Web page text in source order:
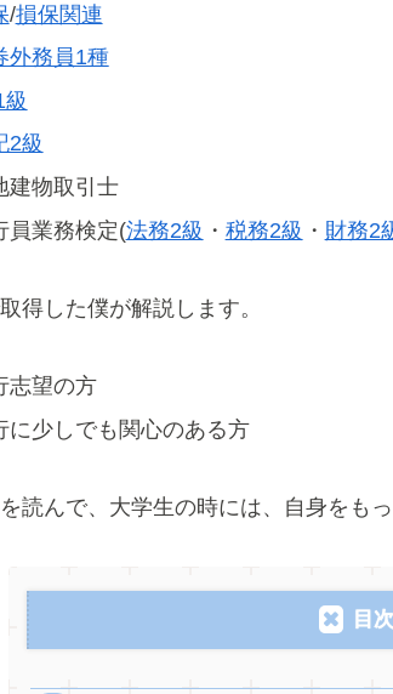
/損保関連
外務員1種
級
2級
建物取引士
員業務検定(法務2級 ・ 税務2級 ・ 財務2
得した僕が解説します。
志望の方
に少しでも関心のある方
読んで、大学生の時には、自身をも
目次